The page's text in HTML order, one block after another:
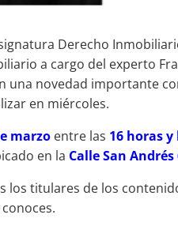
Derecho
a cargo del experto
una novedad importante
en miércoles.
marzo entre las 16 horas y
en la Calle San
los titulares de los